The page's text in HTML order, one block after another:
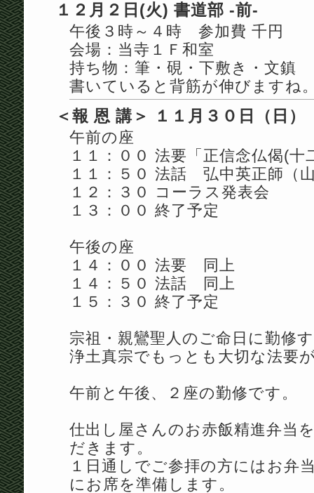
１２月２日(火) 書道部 -前-
午後３時～４時 参加費 千円
会場：当寺１Ｆ和室
持ち物：筆・硯・下敷き・文鎮
書いていると背筋が伸びますね
＜報 恩 講＞ １１月３０日（日）
午前の座
１１：００ 法要「正信念仏偈(十
１１：５０ 法話 弘中英正師（
１２：３０ コーラス発表会
１３：００ 終了予定
午後の座
１４：００ 法要 同上
１４：５０ 法話 同上
１５：３０ 終了予定
宗祖・親鸞聖人のご命日に勤修
浄土真宗でもっとも大切な法要
午前と午後、２座の勤修です。
仕出し屋さんのお赤飯精進弁当
だきます。
１日通しでご参拝の方にはお弁
にお席を準備します。